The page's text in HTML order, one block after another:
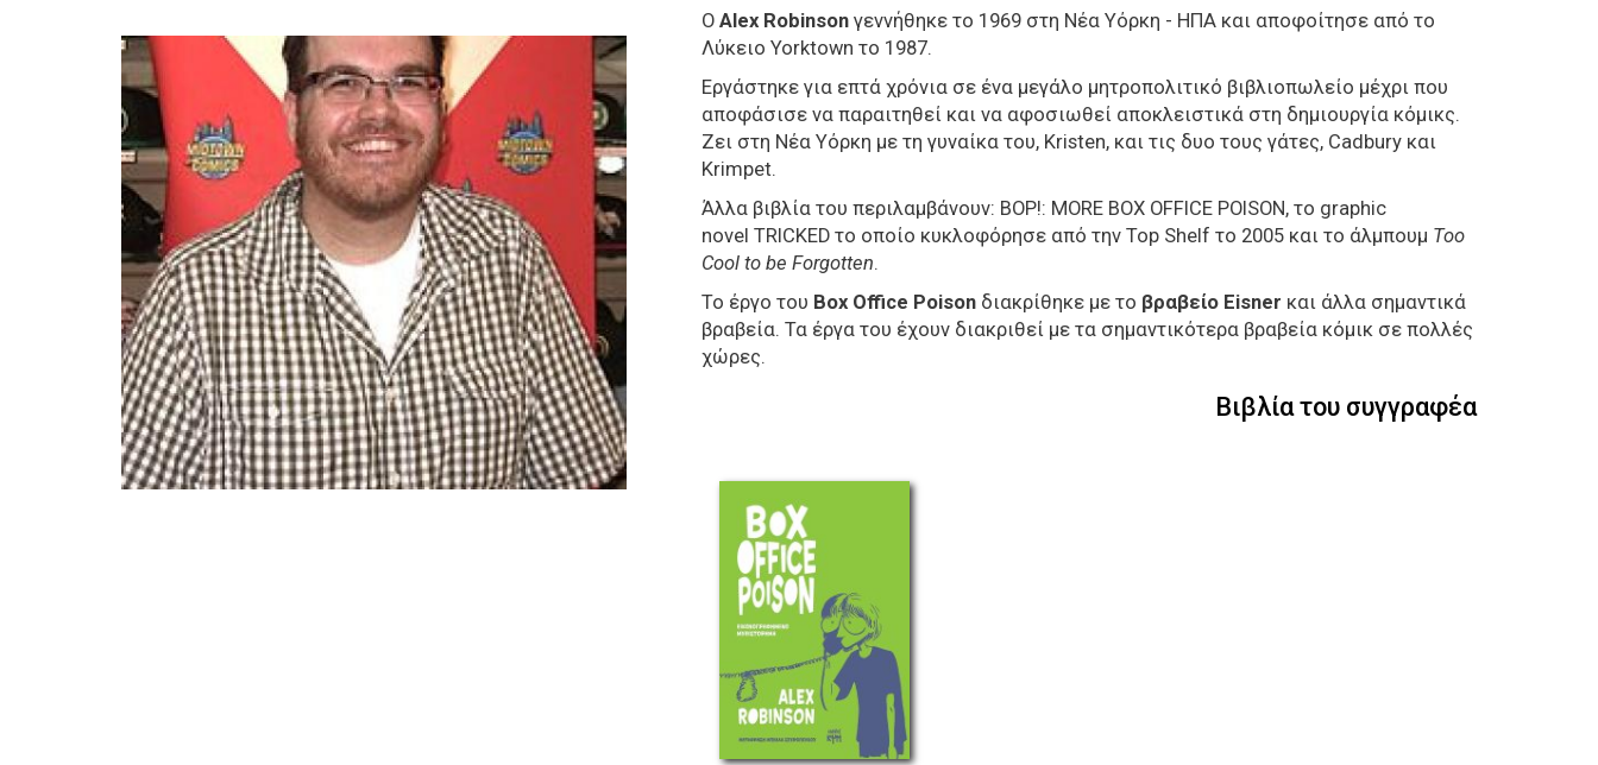
Ο Alex Robinsonγεννήθηκε το 1969 στη Νέα Υόρκη - ΗΠΑ και αποφοίτησε από το
Λύκειο Yorktown το 1987.
Εργάστηκε για επτά χρόνια σε ένα μεγάλο μητροπολιτικό βιβλιοπωλείο μέχρι που
αποφάσισε να παραιτηθεί και να αφοσιωθεί αποκλειστικά στη δημιουργία κόμικς.
Ζει στη Νέα Υόρκη με τη γυναίκα του, Kristen, και τις δυο τους γάτες, Cadbury και
Krimpet.
Άλλα βιβλία του περιλαμβάνουν: BOP!: MORE BOX OFFICE POISON, το graphic
novel TRICKEDτο οποίο κυκλοφόρησε από την Top Shelf το 2005 και το άλμπουμ Too
Cool to be Forgotten.
Το έργο του Box Office Poisonδιακρίθηκε με το βραβείο Eisner και άλλα σημαντικά
βραβεία. Τα έργα του έχουν διακριθεί με τα σημαντικότερα βραβεία κόμικ σε πολλές
χώρες.
Βιβλία του συγγραφέα